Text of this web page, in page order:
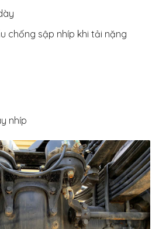
chống sập nhíp khi tải nặng
nhíp